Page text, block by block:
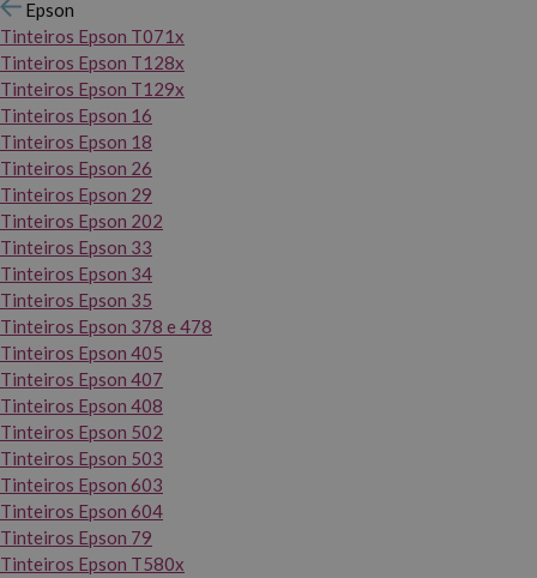
Epson
Tinteiros Epson T071x
Tinteiros Epson T128x
Tinteiros Epson T129x
Tinteiros Epson 16
Tinteiros Epson 18
Tinteiros Epson 26
Tinteiros Epson 29
Tinteiros Epson 202
Tinteiros Epson 33
Tinteiros Epson 34
Tinteiros Epson 35
Tinteiros Epson 378 e 478
Tinteiros Epson 405
Tinteiros Epson 407
Tinteiros Epson 408
Tinteiros Epson 502
Tinteiros Epson 503
Tinteiros Epson 603
Tinteiros Epson 604
Tinteiros Epson 79
Tinteiros Epson T580x